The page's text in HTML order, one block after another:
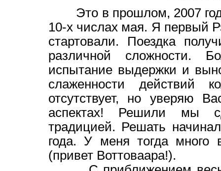
Это в прошлом, 2007
10-х числах мая. Я первый
стартовали. Поездка
различной сложности.
испытание выдержки и
слаженности действий
отсутствует, но уверяю
аспектах! Решили мы
традицией. Решать
года. У меня тогда
(привет Воттоваара!).